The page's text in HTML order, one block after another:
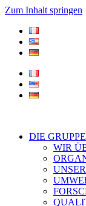
Zum Inhalt springen
DIE GRUPPE
WIR